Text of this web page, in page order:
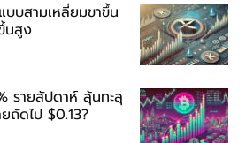
บสามเหลี่ยมขาขึ้น
นสูง
รายสัปดาห์ ลุ้นทะลุ
ถัดไป $0.13?